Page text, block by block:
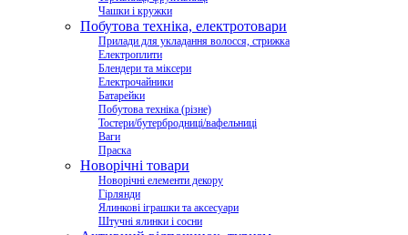
Чашки і кружки
Побутова техніка, електротовари
Прилади для укладання волосся, стрижка
Електроплити
Блендери та міксери
Електрочайники
Батарейки
Побутова техніка (різне)
Тостери/бутербродниці/вафельниці
Ваги
Праска
Новорічні товари
Новорічні елементи декору
Гірлянди
Ялинкові іграшки та аксесуари
Штучні ялинки і сосни